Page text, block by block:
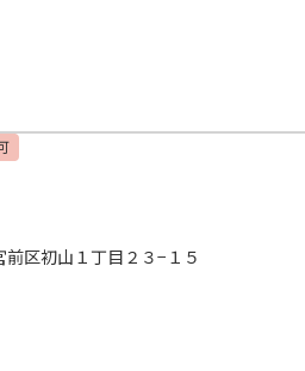
区初山１丁目２３−１５